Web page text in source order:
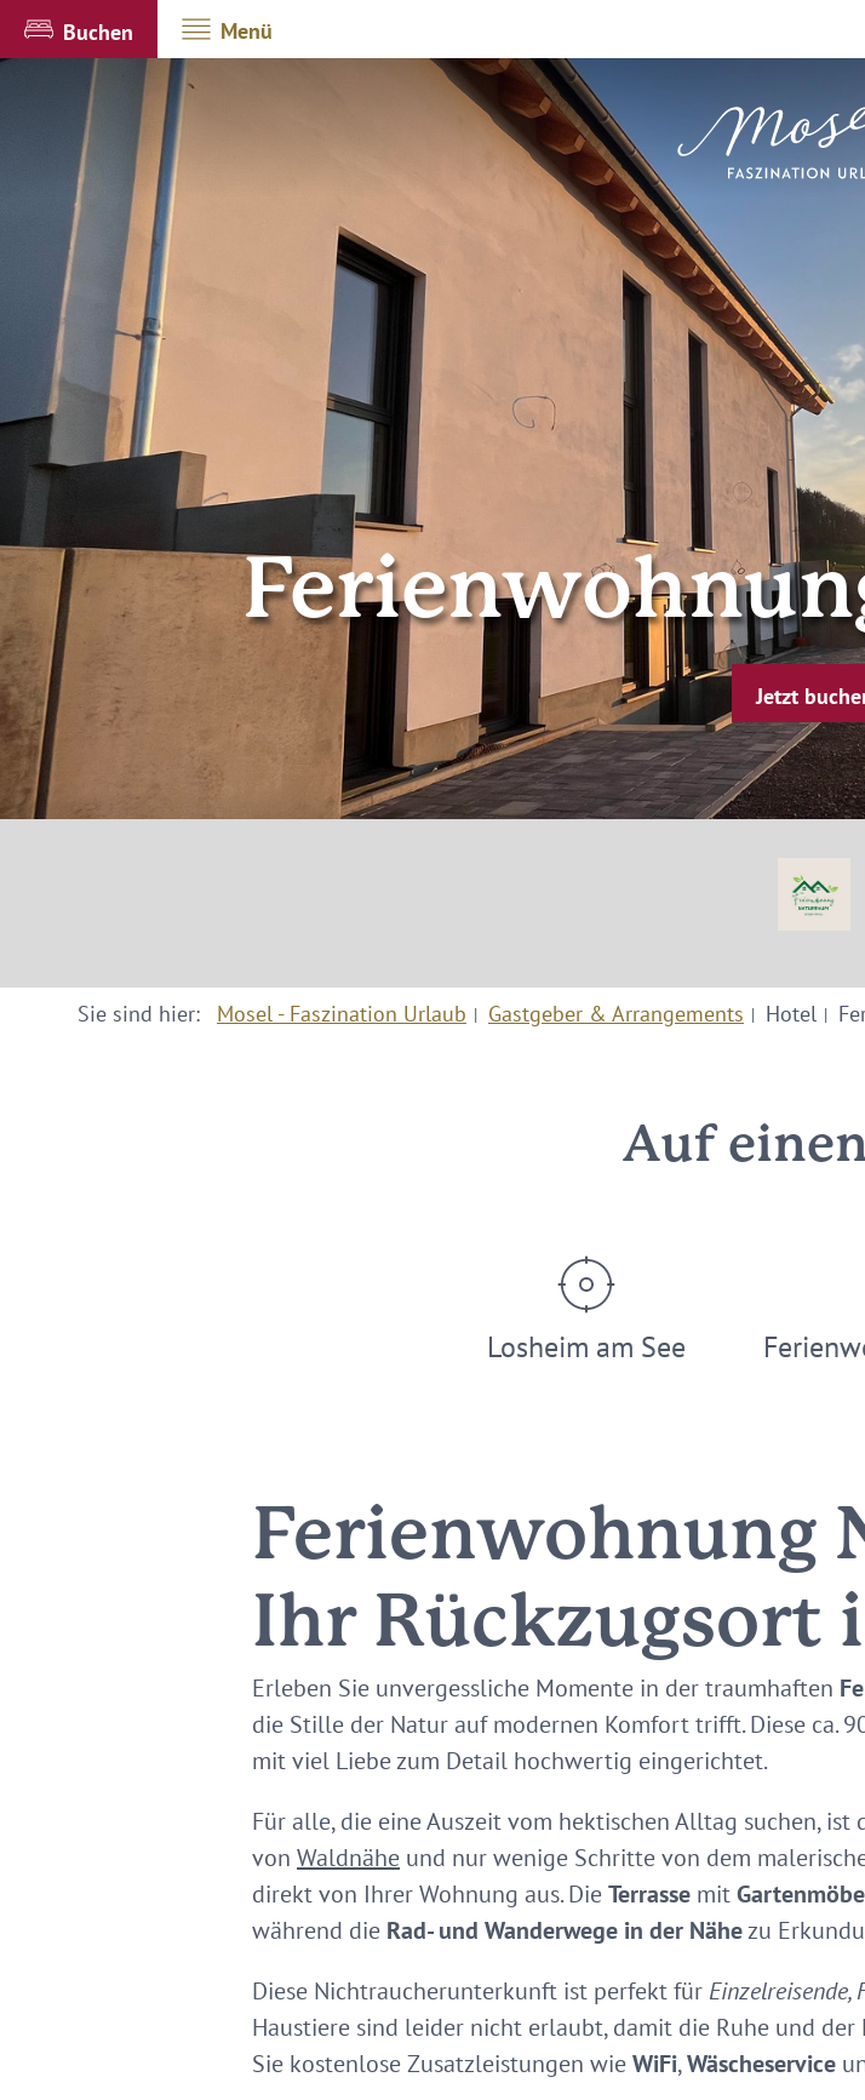
Buchen Menü
Jetzt
Sie sind hier: Mosel - Faszination Urlaub Gastgeber & Arrangements Hotel
Auf
Losheim am See
Ferienwohnung
Ihr Rückzugsort
Erleben Sie unvergessliche Momente in der traumhaften
die Stille der Natur auf modernen Komfort trifft. Diese ca.
mit viel Liebe zum Detail hochwertig eingerichtet.
Für alle, die eine Auszeit vom hektischen Alltag suchen,
von Waldnähe und nur wenige Schritte von dem
direkt von Ihrer Wohnung aus. DieTerrasse mit
während die Rad- und Wanderwege in der Nähezu
Diese Nichtraucherunterkunft ist perfekt für Einzelreisende,
Haustiere sind leider nicht erlaubt, damit die Ruhe und
Sie kostenlose Zusatzleistungen wieWiFi,Wäscheservice